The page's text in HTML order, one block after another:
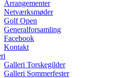
Arrangementer
Netværksmøder
Golf Open
Generalforsamling
Facebook
Kontakt
Galleri Torskegilder
Galleri Sommerfester